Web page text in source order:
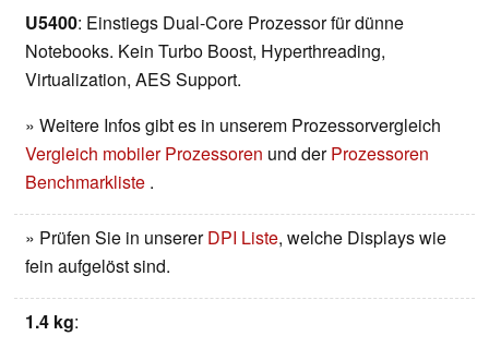
U5400: Einstiegs Dual-Core Prozessor für dünne
Notebooks. Kein Turbo Boost, Hyperthreading,
Virtualization, AES Support.
» Weitere Infos gibt es in unserem Prozessorvergleich
Vergleich mobiler Prozessoren und derProzessoren
Benchmarkliste .
» Prüfen Sie in unsererDPI Liste, welche Displays wie
fein aufgelöst sind.
1.4 kg: